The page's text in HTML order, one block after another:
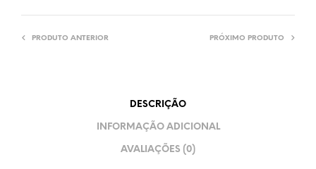
PRODUTO ANTERIOR PRÓXIMO PRODUTO
DESCRIÇÃO
INFORMAÇÃO ADICIONAL
AVALIAÇÕES (0)